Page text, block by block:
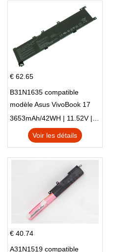
€ 62.65
B31N1635 compatible
modèle Asus VivoBook 17
X705NC X705UA X705UV
X705UN X705UD
3653mAh/42WH | 11.52V | Li-ion ...
Voir les détails
€ 40.74
A31N1519 compatible